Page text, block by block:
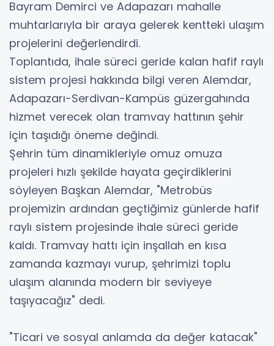
Bayram Demirci ve Adapazarı mahalle
muhtarlarıyla bir araya gelerek kentteki ulaşım
projelerini değerlendirdi.
Toplantıda, ihale süreci geride kalan hafif raylı
sistem projesi hakkında bilgi veren Alemdar,
Adapazarı-Serdivan-Kampüs güzergahında
hizmet verecek olan tramvay hattının şehir
için taşıdığı öneme değindi.
Şehrin tüm dinamikleriyle omuz omuza
projeleri hızlı şekilde hayata geçirdiklerini
söyleyen Başkan Alemdar, "Metrobüs
projemizin ardından geçtiğimiz günlerde hafif
raylı sistem projesinde ihale süreci geride
kaldı. Tramvay hattı için inşallah en kısa
zamanda kazmayı vurup, şehrimizi toplu
ulaşım alanında modern bir seviyeye
taşıyacağız" dedi.
"Ticari ve sosyal anlamda da değer katacak"